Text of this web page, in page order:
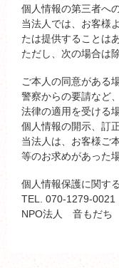
個人情報の第三者へ
当法人では、お客様
たは提供することは
ただし、次の場合は
ご本人の同意がある
警察からの要請など
法律の適用を受ける
個人情報の開示、訂
当法人は、お客様ご
等のお求めがあった
個人情報保護に関す
TEL. 070-1279-0021
NPO法人 音もだち